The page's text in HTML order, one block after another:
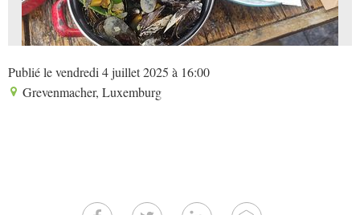
Publié le vendredi 4 juillet 2025 à 16:00
Grevenmacher, Luxemburg